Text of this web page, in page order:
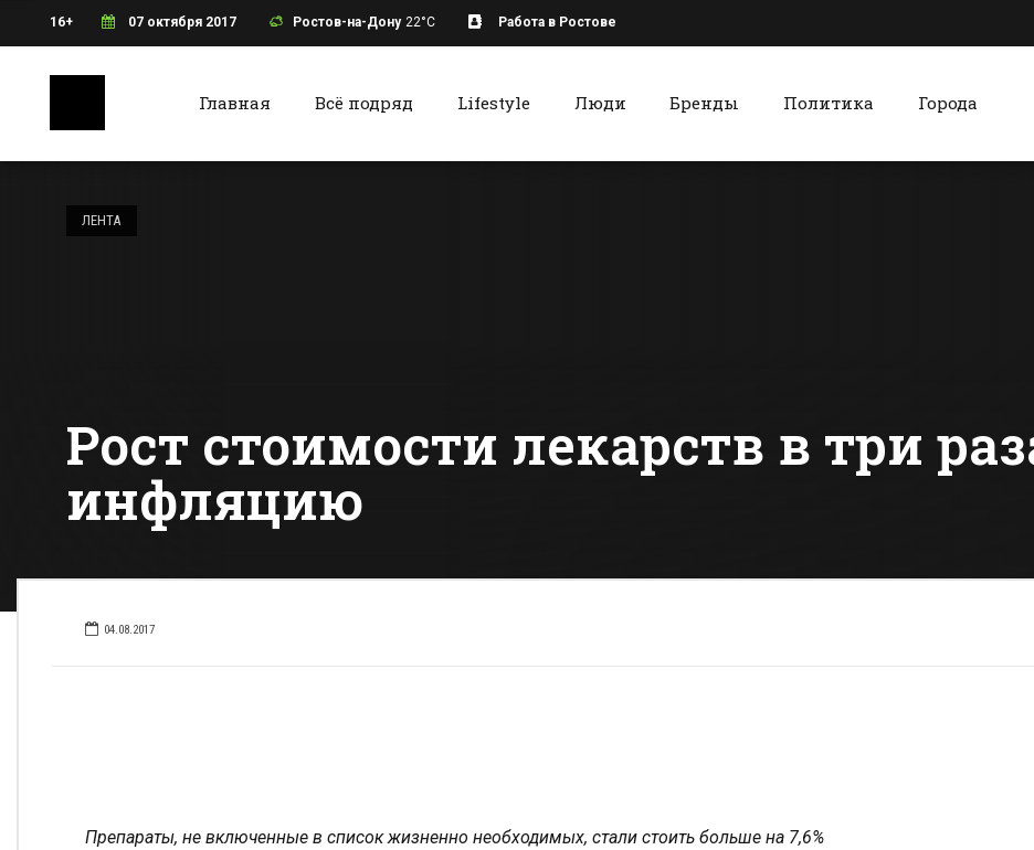
16+ 07 октября 2017 Ростов-на-Дону 22°C Работа в Ростове
Главная Всё подряд Lifestyle Люди Бренды Политика Города
ЛЕНТА
Рост стоимости лекарств в три
инфляцию
04.08.2017
Препараты, не включенные в список жизненно необходимых, стали стоить больше на 7,6%